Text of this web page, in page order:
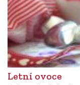
Letní ovoce